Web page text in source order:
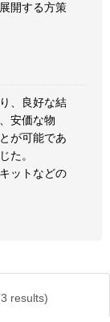
開する方策
、良好な結
安価な物
が可能であ
た。
ットなどの
3 results)